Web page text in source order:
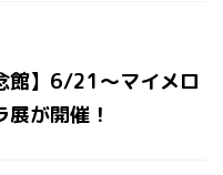
館】6/21〜マイメロ
が開催！